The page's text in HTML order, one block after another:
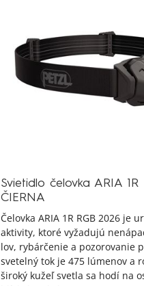
Svietidlo čelovka ARIA 1R
ČIERNA
Čelovka ARIA 1R RGB 2026 je
aktivity, ktoré vyžadujú
lov, rybárčenie a pozorovanie
svetelný tok je 475 lúmenov a
široký kužeľ svetla sa hodí na